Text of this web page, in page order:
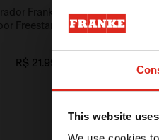
This website
Franke Total No-Frost
Freestanding 600 Litros
R$ 21.998,90